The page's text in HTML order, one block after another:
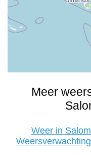
Meer
Weer in